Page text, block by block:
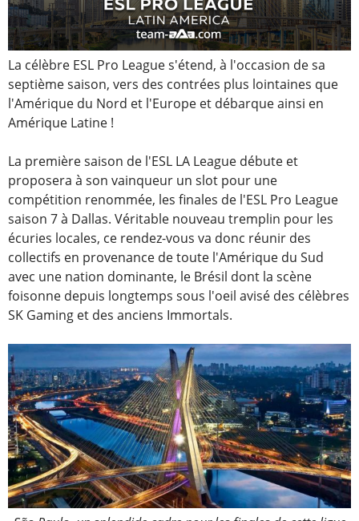
La célèbre ESL Pro League s'étend, à l'occasion de sa
septième saison, vers des contrées plus lointaines que
l'Amérique du Nord et l'Europe et débarque ainsi en
Amérique Latine !
La première saison de l'ESL LA League débute et
proposera à son vainqueur un slot pour une
compétition renommée, les finales de l'ESL Pro League
saison 7 à Dallas. Véritable nouveau tremplin pour les
écuries locales, ce rendez-vous va donc réunir des
collectifs en provenance de toute l'Amérique du Sud
avec une nation dominante, le Brésil dont la scène
foisonne depuis longtemps sous l'oeil avisé des célèbres
SK Gaming et des anciens Immortals.